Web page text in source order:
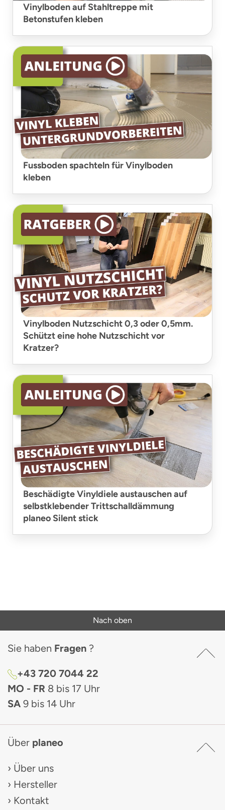
Vinylboden auf Stahltreppe mit
Betonstufen kleben
Fussboden spachteln für Vinylboden
kleben
Vinylboden Nutzschicht 0,3 oder 0,5mm.
Schützt eine hohe Nutzschicht vor
Kratzer?
Beschädigte Vinyldiele austauschen auf
selbstklebender Trittschalldämmung
planeo Silent stick
Nach oben
Sie haben Fragen ?
+43 720 7044 22
MO - FR 8 bis 17 Uhr
SA 9 bis 14 Uhr
Über planeo
Über uns
Hersteller
Kontakt